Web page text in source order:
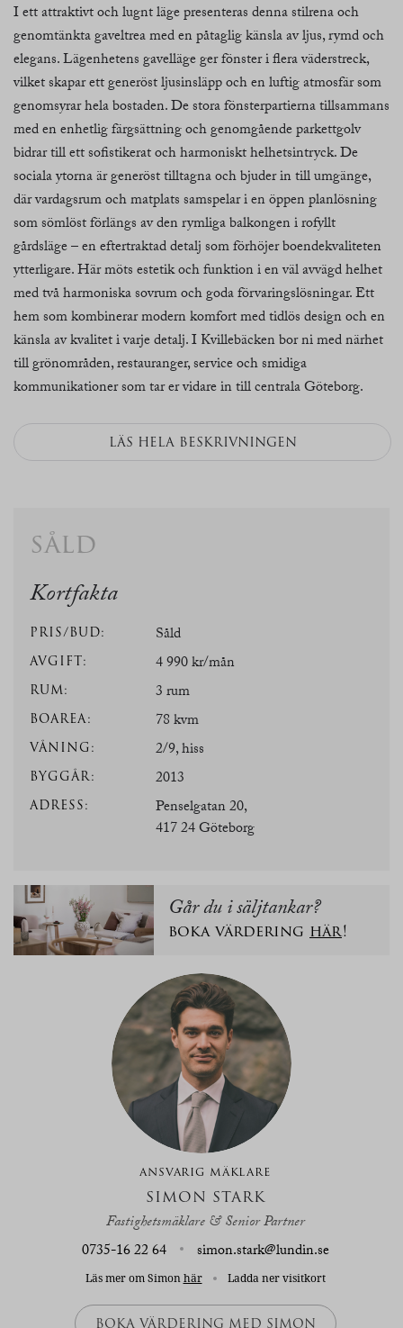
I ett attraktivt och lugnt läge presenteras denna stilrena och
genomtänkta gaveltrea med en påtaglig känsla av ljus, rymd och
elegans. Lägenhetens gavelläge ger fönster i flera väderstreck,
vilket skapar ett generöst ljusinsläpp och en luftig atmosfär som
genomsyrar hela bostaden. De stora fönsterpartierna tillsammans
med en enhetlig färgsättning och genomgående parkettgolv
bidrar till ett sofistikerat och harmoniskt helhetsintryck. De
sociala ytorna är generöst tilltagna och bjuder in till umgänge,
där vardagsrum och matplats samspelar i en öppen planlösning
som sömlöst förlängs av den rymliga balkongen i rofyllt
gårdsläge – en eftertraktad detalj som förhöjer boendekvaliteten
ytterligare. Här möts estetik och funktion i en väl avvägd helhet
med två harmoniska sovrum och goda förvaringslösningar. Ett
hem som kombinerar modern komfort med tidlös design och en
känsla av kvalitet i varje detalj. I Kvillebäcken bor ni med närhet
till grönområden, restauranger, service och smidiga
kommunikationer som tar er vidare in till centrala Göteborg.
LÄS HELA BESKRIVNINGEN
såld
Kortfakta
PRIS/BUD: Såld
AVGIFT: 4 990 kr/mån
RUM: 3 rum
BOAREA: 78 kvm
VÅNING: 2/9, hiss
BYGGÅR: 2013
ADRESS:
Penselgatan 20,
417 24 Göteborg
Går du i säljtankar?
boka värdering här!
ANSVARIG MÄKLARE
SIMON STARK
Fastighetsmäklare & Senior Partner
0735-16 22 64
simon.stark@lundin.se
Läs mer om Simon här Ladda ner visitkort
BOKA VÄRDERING MED SIMON